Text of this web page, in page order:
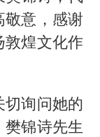
意，感谢
敦煌文化作
询问她的
锦诗先生